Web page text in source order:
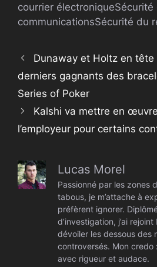
courrier électroniqueSécurité
communicationsSécurité du
Dunaway et Holtz en tête
derniers gagnants des
Series of Poker
Kalshi va mettre en
l’employeur pour certains
Lucas Morel
Passionné par les zones
tabous, je m’attache à
préfèrent ignorer.
d’investigation, j’ai
dévoiler les dessous des
controversés. Mon credo
avec rigueur et audace.